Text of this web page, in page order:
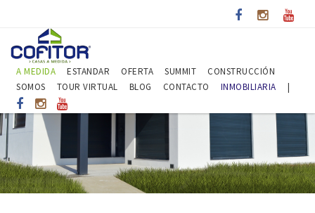
A MEDIDA ESTANDAR OFERTA SUMMIT
CONSTRUCCIÓN
SOMOS
TOUR VIRTUAL BLOG CONTACTO INMOBILIARIA |